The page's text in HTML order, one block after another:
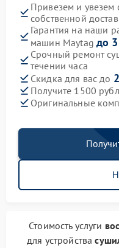
Привезем и
собственной
Гарантия на наши
машин Maytag до
Срочный ремонт
течении часа
Скидка для вас до
Получите 1500
Оригинальные
Стоимость услуги
для устройства